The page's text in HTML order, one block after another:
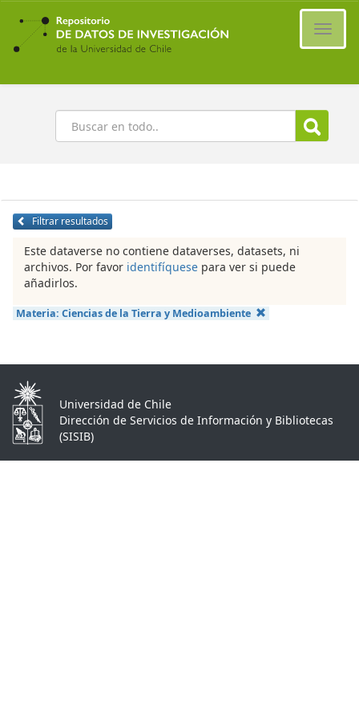
Ir
contenido
principal
Buscar
Filtrar resultados
Este dataverse no contiene dataverses, datasets, ni
archivos. Por favor identifíquese para ver si puede
añadirlos.
Materia: Ciencias de la Tierra y Medioambiente
Universidad de Chile
Dirección de Servicios de Información y Bibliotecas
(SISIB)